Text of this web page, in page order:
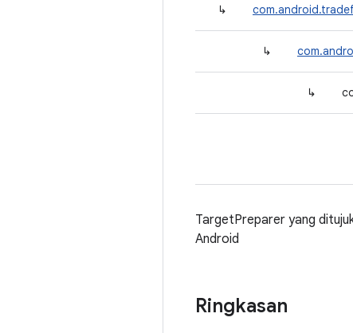
↳
↳
↳
TargetPreparer yang
Android
Ringkasan